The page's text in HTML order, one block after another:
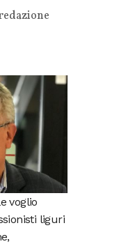
voglio
liguri